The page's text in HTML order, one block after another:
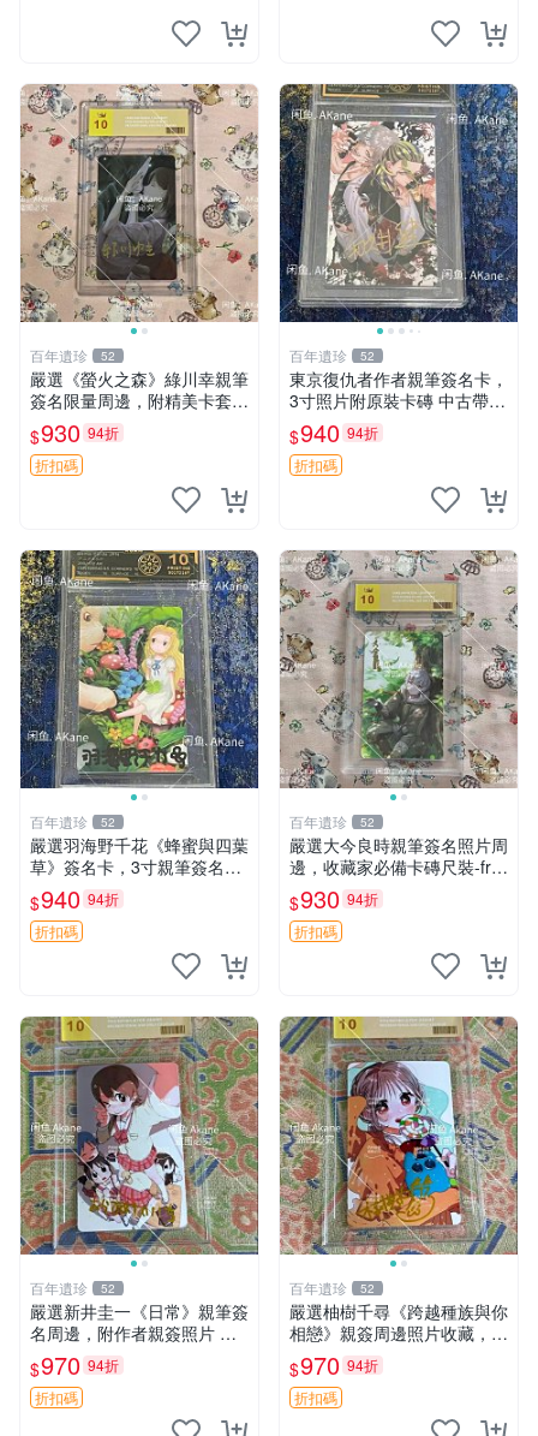
百年遺珍 52
嚴選《螢火之森》綠川幸親筆
簽名限量周邊，附精美卡套收
藏 螢火之森 親筆簽名 周邊收
藏
$930 94折
折扣碼
百年遺珍 52
東京復仇者作者親筆簽名卡，
3寸照片附原裝卡磚 中古帶微
瑕 東京復仇者 簽名周邊 默契
卡
$940 94折
折扣碼
百年遺珍 52
嚴選羽海野千花《蜂蜜與四葉
草》簽名卡，3寸親筆簽名周
邊，附原廠卡套。中古日版輕
微瑕疵，照片隨機配發。 蜂
蜜與四葉草 簽名卡 卡通 周邊
$940 94折
折扣碼
百年遺珍 52
嚴選大今良時親筆簽名照片周
邊，收藏家必備卡磚尺裝-fra
me 2019 周邊商品推薦 大今
良時 簽名照 卡磚尺
$930 94折
折扣碼
百年遺珍 52
嚴選新井圭一《日常》親筆簽
名周邊，附作者親簽照片 尺
寸：9cm×12cm 日式日常、
收藏精品、藝術紀念品
$970 94折
折扣碼
百年遺珍 52
嚴選柚樹千尋《跨越種族與你
相戀》親簽周邊照片收藏，國
外友人面簽真跡，9cm×12cm
親簽尺寸推薦 跨文化、收
藏、真跡簽名
$970 94折
折扣碼